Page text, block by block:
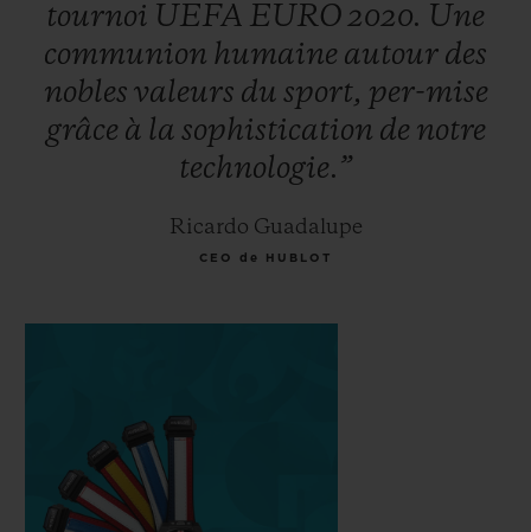
tournoi UEFA EURO2020. Une
communion humaine autour des
nobles valeurs du sport, per-mise
grâce à la sophistication de notre
technologie.”
Ricardo Guadalupe
CEO de HUBLOT